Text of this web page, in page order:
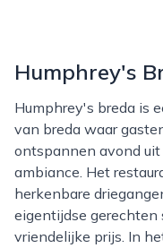
Humphrey's
Humphrey's breda is een sfeervol restaurant in het hart
van breda waar
ontspannen avond
ambiance. Het
herkenbare
eigentijdse gerechten
vriendelijke prijs. In